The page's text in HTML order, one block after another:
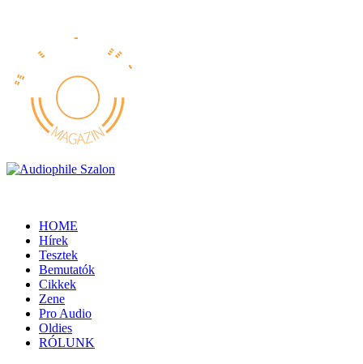
HOME
Hírek
Tesztek
Bemutatók
Cikkek
Zene
Pro Audio
Oldies
RÓLUNK